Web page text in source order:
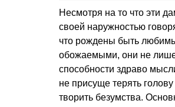
Несмотря на то что эти
своей наружностью
что рождены быть
обожаемыми, они не
способности здраво
не присуще терять голову
творить безумства.